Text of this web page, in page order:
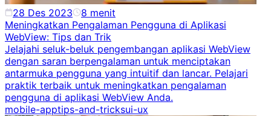
28 Des 2023 8 menit
Meningkatkan Pengalaman Pengguna di Aplikasi
WebView: Tips dan Trik
Jelajahi seluk-beluk pengembangan aplikasi WebView
dengan saran berpengalaman untuk menciptakan
antarmuka pengguna yang intuitif dan lancar. Pelajari
praktik terbaik untuk meningkatkan pengalaman
pengguna di aplikasi WebView Anda.
mobile-apptips-and-tricksui-ux